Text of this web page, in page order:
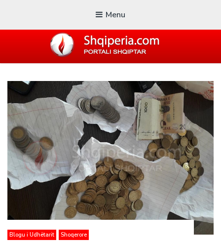
Menu
Blogu i ShqiperiaCom
Blogu i Udhëtarit Shoqerore